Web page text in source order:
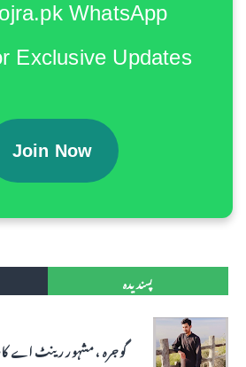
WhatsApp
Exclusive Updates!
Join Now
پسندیدہ
گوجرہ ، مشہور رینٹ اے